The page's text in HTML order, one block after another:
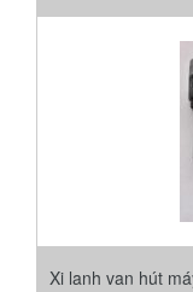
Xi lanh van hút